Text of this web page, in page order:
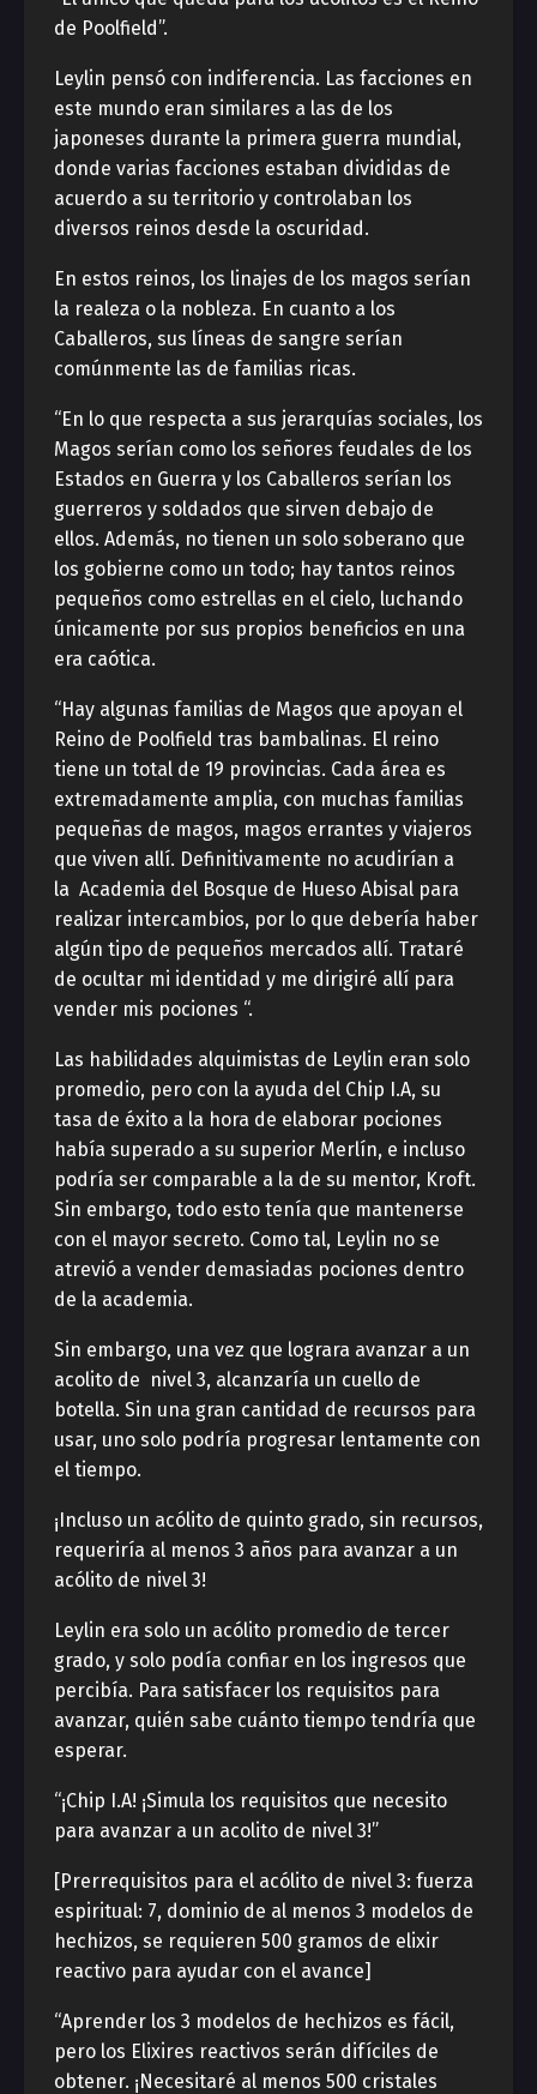
de Poolfield”.
Leylin pensó con indiferencia. Las facciones en
este mundo eran similares a las de los
japoneses durante la primera guerra mundial,
donde varias facciones estaban divididas de
acuerdo a su territorio y controlaban los
diversos reinos desde la oscuridad.
En estos reinos, los linajes de los magos serían
la realeza o la nobleza. En cuanto a los
Caballeros, sus líneas de sangre serían
comúnmente las de familias ricas.
“En lo que respecta a sus jerarquías sociales, los
Magos serían como los señores feudales de los
Estados en Guerra y los Caballeros serían los
guerreros y soldados que sirven debajo de
ellos. Además, no tienen un solo soberano que
los gobierne como un todo; hay tantos reinos
pequeños como estrellas en el cielo, luchando
únicamente por sus propios beneficios en una
era caótica.
“Hay algunas familias de Magos que apoyan el
Reino de Poolfield tras bambalinas. El reino
tiene un total de 19 provincias. Cada área es
extremadamente amplia, con muchas familias
pequeñas de magos, magos errantes y viajeros
que viven allí. Definitivamente no acudirían a
la Academia del Bosque de Hueso Abisal para
realizar intercambios, por lo que debería haber
algún tipo de pequeños mercados allí. Trataré
de ocultar mi identidad y me dirigiré allí para
vender mis pociones “.
Las habilidades alquimistas de Leylin eran solo
promedio, pero con la ayuda del Chip I.A, su
tasa de éxito a la hora de elaborar pociones
había superado a su superior Merlín, e incluso
podría ser comparable a la de su mentor, Kroft.
Sin embargo, todo esto tenía que mantenerse
con el mayor secreto. Como tal, Leylin no se
atrevió a vender demasiadas pociones dentro
de la academia.
Sin embargo, una vez que lograra avanzar a un
acolito de nivel 3, alcanzaría un cuello de
botella. Sin una gran cantidad de recursos para
usar, uno solo podría progresar lentamente con
el tiempo.
¡Incluso un acólito de quinto grado, sin recursos,
requeriría al menos 3 años para avanzar a un
acólito de nivel 3!
Leylin era solo un acólito promedio de tercer
grado, y solo podía confiar en los ingresos que
percibía. Para satisfacer los requisitos para
avanzar, quién sabe cuánto tiempo tendría que
esperar.
“¡Chip I.A! ¡Simula los requisitos que necesito
para avanzar a un acolito de nivel 3!”
[Prerrequisitos para el acólito de nivel 3: fuerza
espiritual: 7, dominio de al menos 3 modelos de
hechizos, se requieren 500 gramos de elixir
reactivo para ayudar con el avance]
“Aprender los 3 modelos de hechizos es fácil,
pero los Elixires reactivos serán difíciles de
obtener. ¡Necesitaré al menos 500 cristales